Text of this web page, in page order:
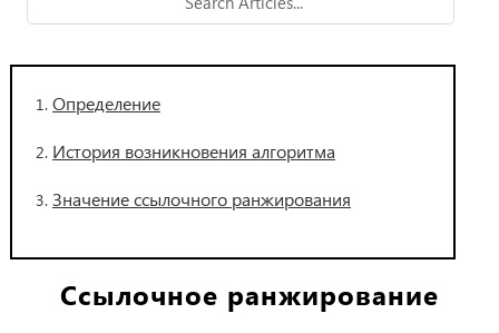
Определение
История возникновения алгоритма
Значение ссылочного ранжирования
Ссылочное ранжирование